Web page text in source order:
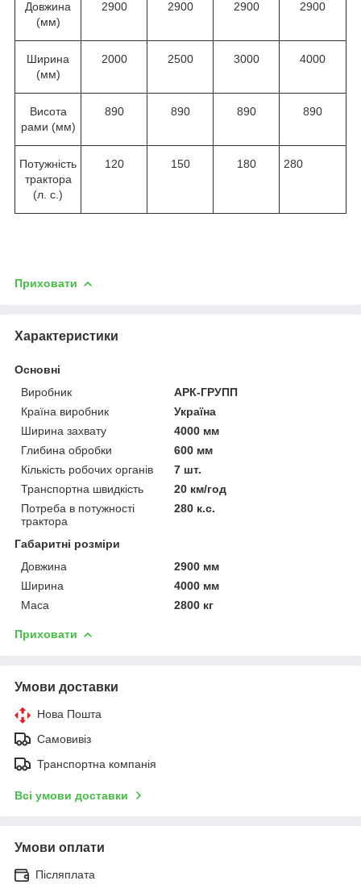
Довжина
(мм)
2900 2900 2900 2900
Ширина
(мм)
2000 2500 3000 4000
Висота
рами (мм)
890 890 890 890
Потужність
трактора
(л. с.)
120 150 180 280
Приховати
Характеристики
Основні
Виробник
АРК-ГРУПП
Країна виробник
Україна
Ширина захвату
4000 мм
Глибина обробки
600 мм
Кількість робочих органів
7 шт.
Транспортна швидкість
20 км/год
Потреба в потужності
трактора
280 к.с.
Габаритні розміри
Довжина
2900 мм
Ширина
4000 мм
Маса
2800 кг
Приховати
Умови доставки
Нова Пошта
Самовивіз
Транспортна компанія
Всі умови доставки
Умови оплати
Післяплата